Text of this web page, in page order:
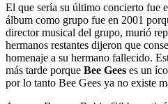
El que sería su último concierto fue
álbum como grupo fue en 2001
director musical del grupo, murió
hermanos restantes dijeron que
homenaje a su hermano fallecido.
más tarde porque Bee Gees es un
por lo tanto Bee Gees ya no existe